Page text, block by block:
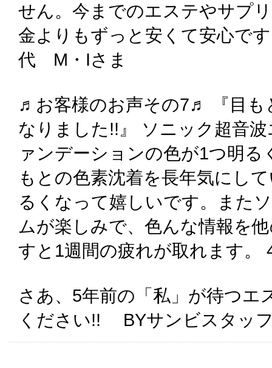
せん。今までのエステやサプ
金よりもずっと安くて安心で
代 M・Iさま
♬お客様のお声その7♬ 『目も
なりました!!』 ソニック超音
ァンデーションの色が1つ明
もとの色素沈着を長年気にし
るくなって嬉しいです。また
ムが楽しみで、色んな情報を
すと1週間の疲れが取れます
さあ、5年前の「私」が待つエ
ください!! BYサンビスタッ